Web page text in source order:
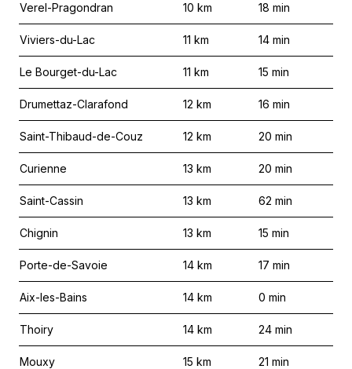
Verel-Pragondran 10 km 18 min
Viviers-du-Lac 11 km 14 min
Le Bourget-du-Lac 11 km 15 min
Drumettaz-Clarafond 12 km 16 min
Saint-Thibaud-de-Couz 12 km 20 min
Curienne 13 km 20 min
Saint-Cassin 13 km 62 min
Chignin 13 km 15 min
Porte-de-Savoie 14 km 17 min
Aix-les-Bains 14 km 0 min
Thoiry 14 km 24 min
Mouxy 15 km 21 min